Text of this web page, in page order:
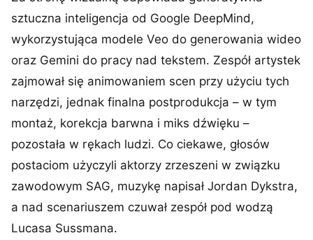
sztuczna inteligencja od Google DeepMind,
wykorzystująca modele Veo do generowania wideo
oraz Gemini do pracy nad tekstem. Zespół artystek
zajmował się animowaniem scen przy użyciu tych
narzędzi, jednak finalna postprodukcja – w tym
montaż, korekcja barwna i miks dźwięku –
pozostała w rękach ludzi. Co ciekawe, głosów
postaciom użyczyli aktorzy zrzeszeni w związku
zawodowym SAG, muzykę napisał Jordan Dykstra,
a nad scenariuszem czuwał zespół pod wodzą
Lucasa Sussmana.